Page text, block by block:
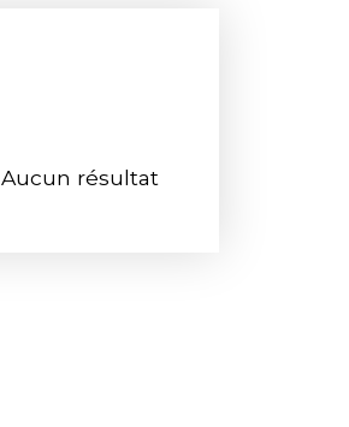
Aucun résultat